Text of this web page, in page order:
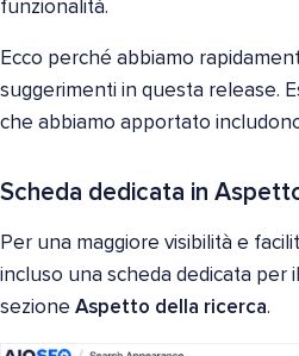
funzionalità.
Ecco perché abbiamo
suggerimenti in questa release.
che abbiamo apportato
Scheda dedicata in
Per una maggiore visibilità e
incluso una scheda dedicata per
sezione Aspetto della ricerca.